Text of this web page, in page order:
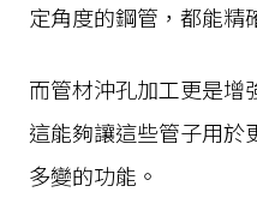
定角度的鋼管，都能精
而管材沖孔加工更是增
這能夠讓這些管子用於
多變的功能。